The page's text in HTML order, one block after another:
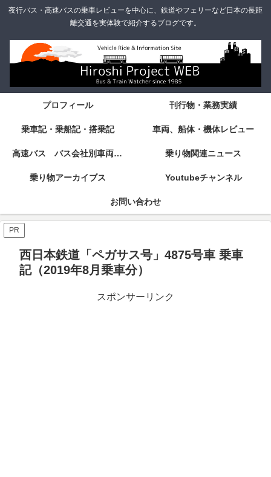
夜行バス・高速バスの乗車レビューを中心に、鉄道やフェリーなど日本の長距
離交通を実体験で紹介するブログです。
プロフィール 刊行物・業務実績
乗車記・乗船記・搭乗記 車両、船体・機体レビュー
高速バス バス会社別車両・設備・シート紹介 乗り物関連ニュース
乗り物アーカイブス Youtubeチャンネル
お問い合わせ
PR
西日本鉄道「ペガサス号」4875号車 乗車
記（2019年8月乗車分）
スポンサーリンク